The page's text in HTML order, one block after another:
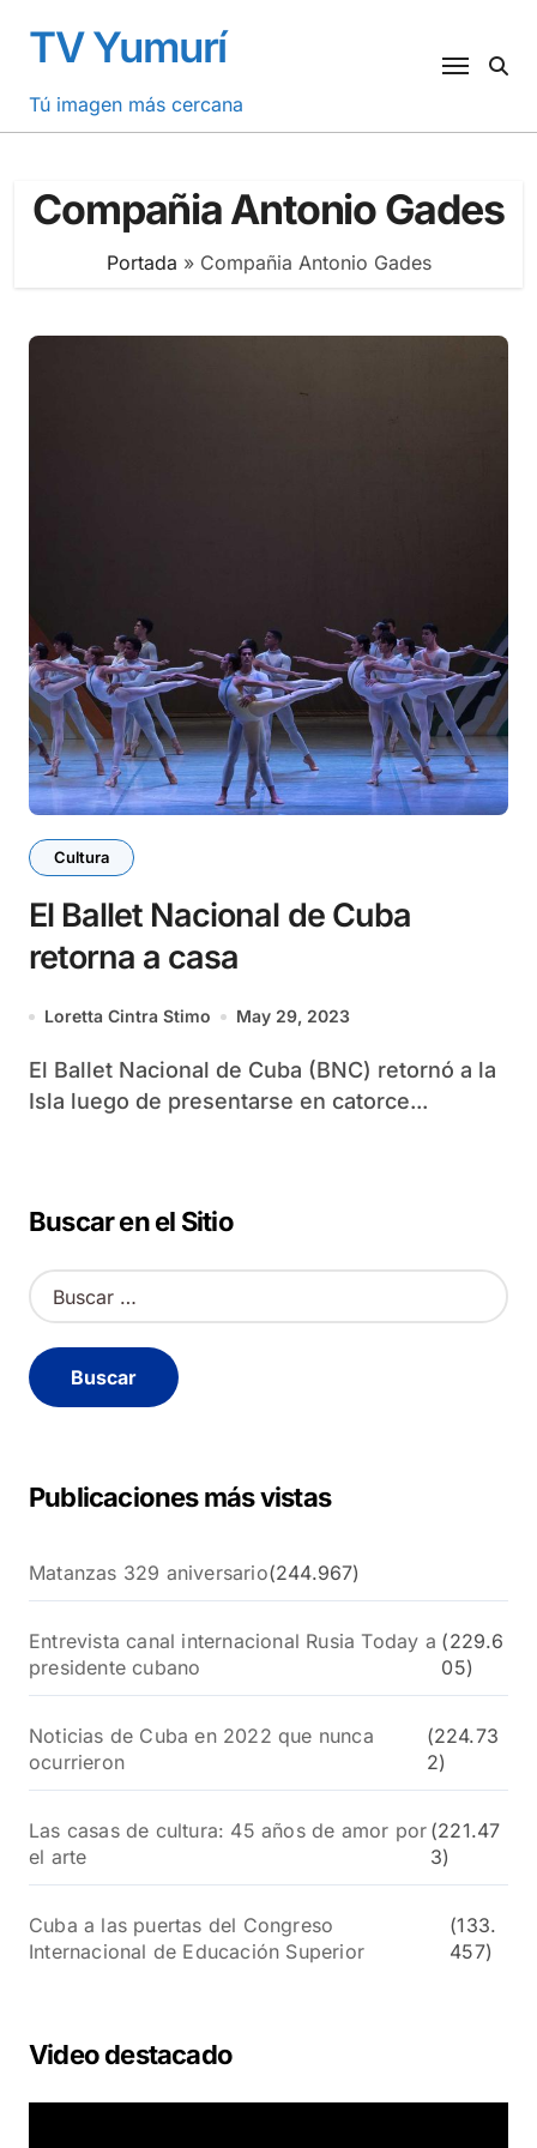
contenido
TV Yumurí
Tú imagen más cercana
Compañia Antonio Gades
Portada » Compañia Antonio Gades
Cultura
El Ballet Nacional de Cuba
retorna a casa
Loretta Cintra Stimo May 29, 2023
El Ballet Nacional de Cuba (BNC) retornó a la
Isla luego de presentarse en catorce...
Buscar en el Sitio
B
u
c
a
Publicaciones más vistas
Matanzas 329 aniversario(244.967)
Entrevista canal internacional Rusia Today a
presidente cubano
(229.6
05)
Noticias de Cuba en 2022 que nunca
ocurrieron
(224.73
2)
Las casas de cultura: 45 años de amor por
el arte
(221.47
3)
Cuba a las puertas del Congreso
Internacional de Educación Superior
(133.
457)
Video destacado